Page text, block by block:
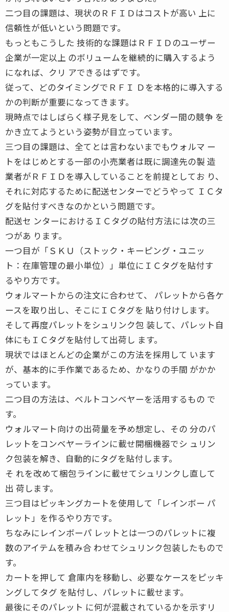
二つ目の課題は、現状のＲＦＩＤはコストが高い 上に
信頼性が低いという問題です。
もっともこうした 技術的な課題はＲＦＩＤのユーザー
企業が一定以上 のボリュームを継続的に購入するよう
になれば、クリ アできるはずです。
従って、どのタイミングでＲＦＩ Ｄを本格的に導入する
かの判断が重要になってきます。
現時点ではしばらく様子見をして、ベンダー間の競争 を
かき立てようという姿勢が目立っています。
三つ目の課題は、全てとは言わないまでもウォルマ ー
トをはじめとする一部の小売業者は既に調達先の製 造
業者がＲＦＩＤを導入していることを前提としてお り、
それに対応するために配送センターでどうやって ＩＣタ
グを貼付すべきなのかという問題です。
配送セ ンターにおけるＩＣタグの貼付方法には次の三
つがあ ります。
一つ目が「ＳＫＵ（ストック・キーピング・ユニッ
ト：在庫管理の最小単位）」単位にＩＣタグを貼付す
るやり方です。
ウォルマートからの注文に合わせて、 パレットから各ケ
ースを取り出し、そこにＩＣタグを 貼り付けします。
そして再度パレットをシュリンク包 装して、パレット自
体にもＩＣタグを貼付して出荷し ます。
現状ではほとんどの企業がこの方法を採用して います
が、基本的に手作業であるため、かなりの手間 がかか
っています。
二つ目の方法は、ベルトコンベヤーを活用するもの で
す。
ウォルマート向けの出荷量を予め想定し、その 分のパ
レットをコンベヤーラインに載せ開梱機器でシ ュリン
ク包装を解き、自動的にタグを貼付します。
そ れを改めて梱包ラインに載せてシュリンクし直して
出 荷します。
三つ目はピッキングカートを使用して「レインボー パ
レット」を作るやり方です。
ちなみにレインボーパ レットとは一つのパレットに複
数のアイテムを積み合 わせてシュリンク包装したもので
す。
カートを押して 倉庫内を移動し、必要なケースをピッキ
ングしてタグ を貼付し、パレットに載せます。
最後にそのパレット に何が混載されているかを示すリ